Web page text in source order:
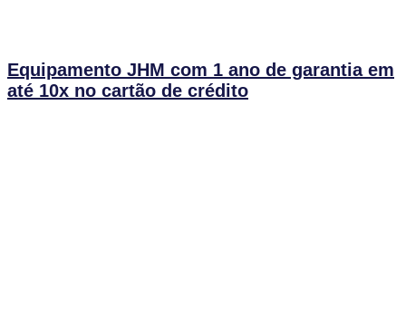
Equipamento JHM com 1 ano de garantia em
até 10x no cartão de crédito